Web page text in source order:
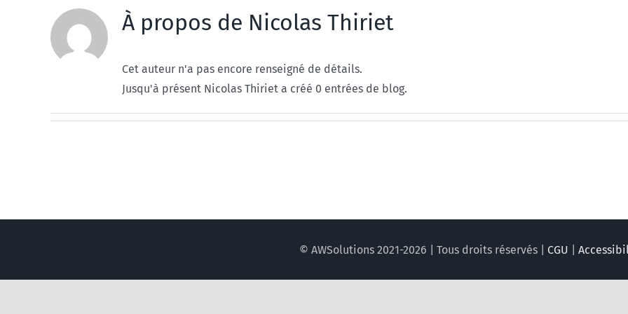
À propos de Nicolas Thiriet
Cet auteur n'a pas encore renseigné de détails.
Jusqu'à présent Nicolas Thiriet a créé 0 entrées de blog.
© AWSolutions 2021-2026 | Tous droits réservés | CGU